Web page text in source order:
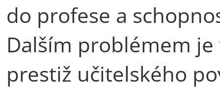
do profese a
Dalším problémem
prestiž učitelského